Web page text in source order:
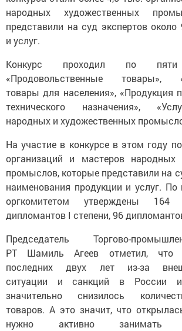
народных художественных
представили на суд экспертов
и услуг.
Конкурс проходил по пяти
«Продовольственные товары»,
товары для населения», «Продукция
технического назначения»,
народных и художественных
На участие в конкурсе в этом году
организаций и мастеров народных
промыслов, которые представили на
наименования продукции и услуг. По
оргкомитетом утверждены 164
дипломантов I степени, 96
Председатель Торгово-
РТ Шамиль Агеев отметил, что
последних двух лет из-за
ситуации и санкций в России
значительно снизилось
товаров. А это значит, что
нужно активно занимать